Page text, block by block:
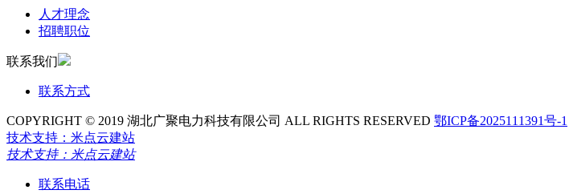
人才理念
招聘职位
联系我们
联系方式
COPYRIGHT © 2019 湖北广聚电力科技有限公司 ALL RIGHTS RESERVED 鄂ICP备2025111391号-1
技术支持：米点云建站
技术支持：米点云建站
联系电话